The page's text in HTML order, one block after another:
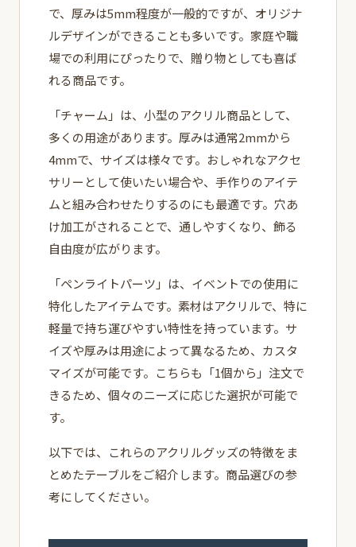
で、厚みは5mm程度が一般的ですが、オリジナ
ルデザインができることも多いです。家庭や職
場での利用にぴったりで、贈り物としても喜ば
れる商品です。
「チャーム」は、小型のアクリル商品として、
多くの用途があります。厚みは通常2mmから
4mmで、サイズは様々です。おしゃれなアクセ
サリーとして使いたい場合や、手作りのアイテ
ムと組み合わせたりするのにも最適です。穴あ
け加工がされることで、通しやすくなり、飾る
自由度が広がります。
「ペンライトパーツ」は、イベントでの使用に
特化したアイテムです。素材はアクリルで、特に
軽量で持ち運びやすい特性を持っています。サ
イズや厚みは用途によって異なるため、カスタ
マイズが可能です。こちらも「1個から」注文で
きるため、個々のニーズに応じた選択が可能で
す。
以下では、これらのアクリルグッズの特徴をま
とめたテーブルをご紹介します。商品選びの参
考にしてください。